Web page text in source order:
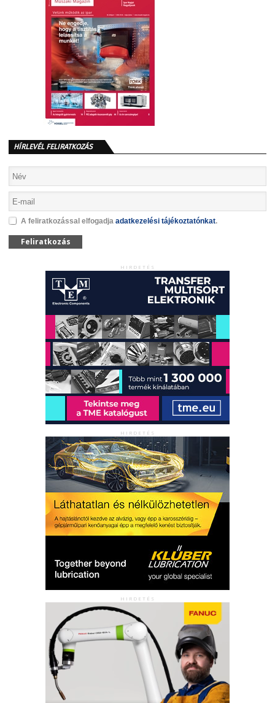
HÍRLEVÉL FELIRATKOZÁS
A feliratkozással elfogadja adatkezelési tájékoztatónkat.
Feliratkozás
HIRDETÉS
HIRDETÉS
HIRDETÉS